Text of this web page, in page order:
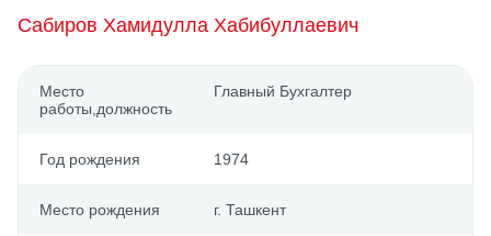
Сабиров Хамидулла Хабибуллаевич
Место
работы,должность
Главный Бухгалтер
Год рождения 1974
Место рождения г. Ташкент